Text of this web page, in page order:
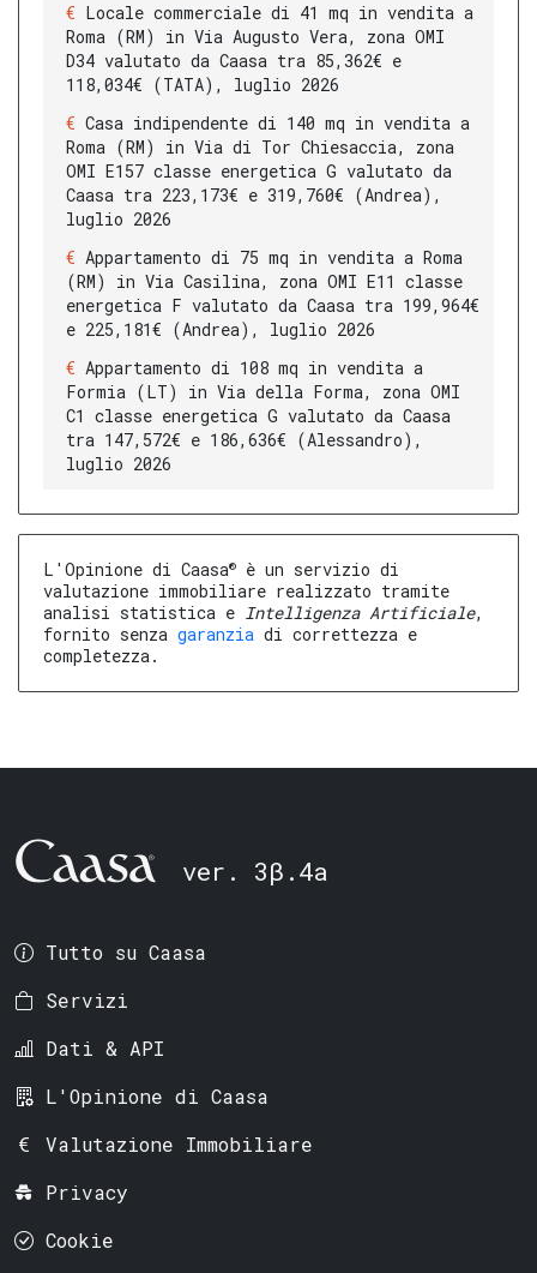
Locale commerciale di 41 mq in vendita a
Roma (RM) in Via Augusto Vera, zona OMI
D34 valutato da Caasa tra 85,362€ e
118,034€ (TATA), luglio 2026
Casa indipendente di 140 mq in vendita a
Roma (RM) in Via di Tor Chiesaccia, zona
OMI E157 classe energetica G valutato da
Caasa tra 223,173€ e 319,760€ (Andrea),
luglio 2026
Appartamento di 75 mq in vendita a Roma
(RM) in Via Casilina, zona OMI E11 classe
energetica F valutato da Caasa tra 199,964€
e 225,181€ (Andrea), luglio 2026
Appartamento di 108 mq in vendita a
Formia (LT) in Via della Forma, zona OMI
C1 classe energetica G valutato da Caasa
tra 147,572€ e 186,636€ (Alessandro),
luglio 2026
L'Opinione di Caasa®
è un servizio di
valutazione immobiliare realizzato tramite
analisi statistica e Intelligenza Artificiale,
fornito senza garanzia di correttezza e
completezza.
ver. 3β.4a
Tutto su Caasa
Servizi
Dati & API
L'Opinione di Caasa
Valutazione Immobiliare
Privacy
Cookie